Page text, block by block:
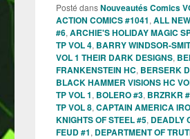
Posté dansNouveautés Comics
ACTION COMICS #1041, ALL
#6, ARCHIE'S HOLIDAY MAGIC
TP VOL 4, BARRY WINDSOR-
VOL 1 THEIR DARK DESIGNS,
FRANKENSTEIN HC, BERSERK
BLACK HAMMER VISIONS HC
TP VOL 1, BOLERO #3, BRZRKR
TP VOL 8, CAPTAIN AMERICA
KNIGHTS OF STEEL #5, DEADLY
FEUD #1, DEPARTMENT OF